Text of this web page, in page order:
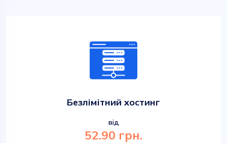
Безлімітний хостинг
від
52.90 грн.